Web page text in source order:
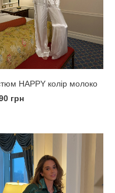
HAPPY колір молоко
грн